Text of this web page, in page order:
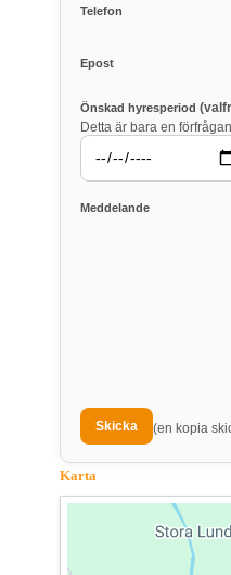
Telefon
Epost
Önskad hyresperiod
Detta är bara en
Meddelande
(en kopia
Karta